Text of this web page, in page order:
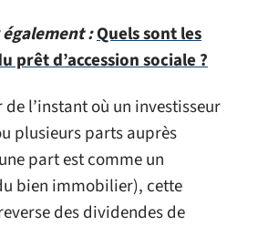
:Quels sont les
prêt d’accession sociale ?
l’instant où un investisseur
plusieurs parts auprès
part est comme un
bien immobilier), cette
des dividendes de